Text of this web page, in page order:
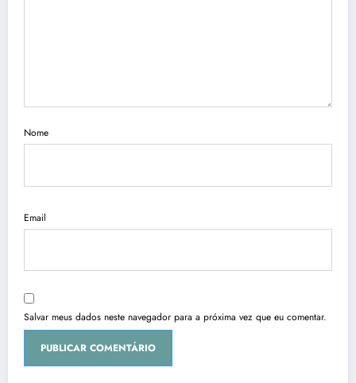
Nome
Email
Salvar meus dados neste navegador para a próxima vez que eu comentar.